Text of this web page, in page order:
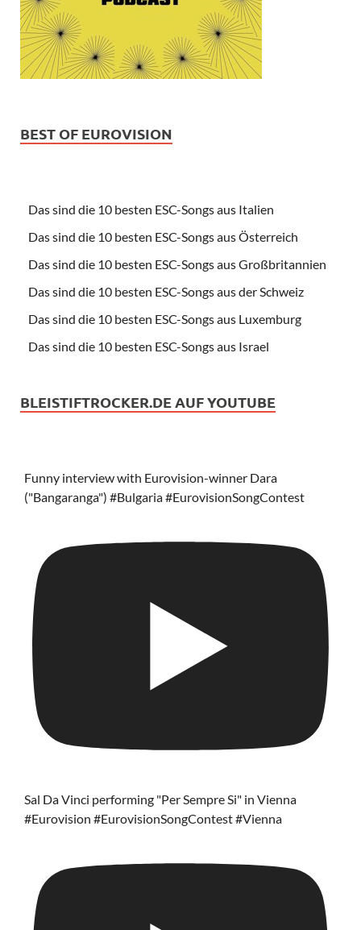
BEST OF EUROVISION
Das sind die 10 besten ESC-Songs aus Italien
Das sind die 10 besten ESC-Songs aus Österreich
Das sind die 10 besten ESC-Songs aus Großbritannien
Das sind die 10 besten ESC-Songs aus der Schweiz
Das sind die 10 besten ESC-Songs aus Luxemburg
Das sind die 10 besten ESC-Songs aus Israel
BLEISTIFTROCKER.DE AUF YOUTUBE
Funny interview with Eurovision-winner Dara
("Bangaranga") #Bulgaria #EurovisionSongContest
Sal Da Vinci performing "Per Sempre Si" in Vienna
#Eurovision #EurovisionSongContest #Vienna